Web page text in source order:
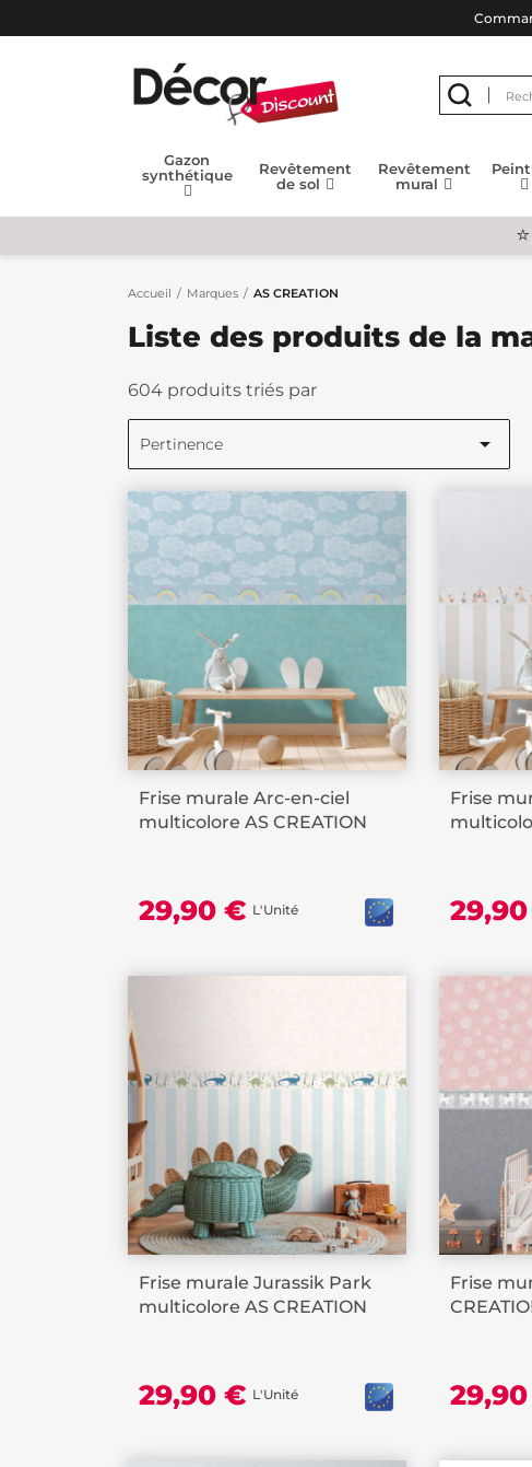
Gazon
synthétique
Revêtement
de sol
Revêtement
mural
Accueil Marques AS CREATION
Liste des produits de la
604 produits triés par
Pertinence 
Frise murale Arc-en-ciel
multicolore AS CREATION
29,90 € L'Unité
Frise
Frise murale Jurassik Park
multicolore AS CREATION
29,90 € L'Unité
Frise